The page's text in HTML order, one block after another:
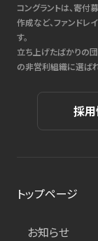
コングラントは、寄付
作成など、ファンド
す。
立ち上げたばかりの
の非営利組織に選ばれ
採
トップページ
お知らせ